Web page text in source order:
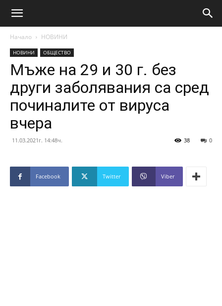
Начало НОВИНИ
НОВИНИ ОБЩЕСТВО
Мъже на 29 и 30 г. без
други заболявания са сред
починалите от вируса
вчера
11.03.2021г. 14:48ч. 0
38
Facebook Twitter Viber